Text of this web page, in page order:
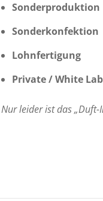
Sonderproduktion
Sonderkonfektion
Lohnfertigung
Private / White
Nur leider ist das